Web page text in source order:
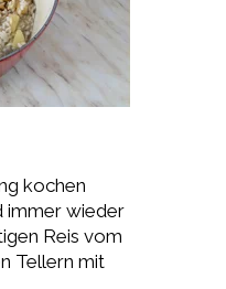
kochen
immer wieder
Reis vom
Tellern mit